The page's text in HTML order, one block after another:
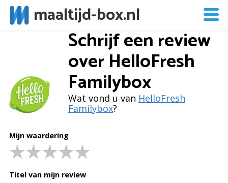
maaltijd-box.nl
Schrijf een review
overHelloFresh
Familybox
Wat vond u van HelloFresh
Familybox?
Mijn waardering
Titel van mijn review